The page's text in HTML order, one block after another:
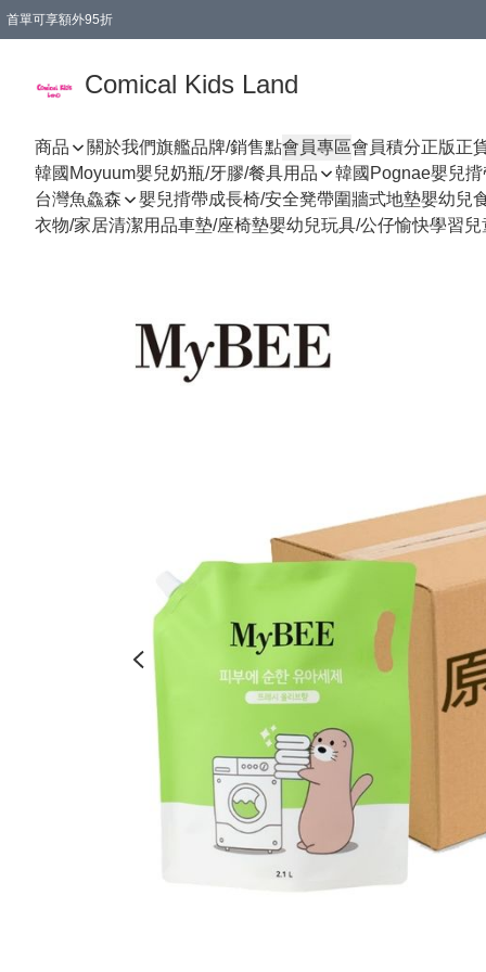
首單可享額外95折
Comical Kids Land
商品 關於我們旗艦品牌/銷售點會員專區會員積分正版正
韓國Moyuum嬰兒奶瓶/牙膠/餐具用品
韓國Pognae嬰兒揹
台灣魚鱻森
嬰兒揹帶成長椅/安全凳帶圍牆式地墊嬰幼兒
衣物/家居清潔用品車墊/座椅墊嬰幼兒玩具/公仔愉快學習